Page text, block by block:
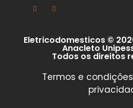
Eletricodomesticos ©
Anacleto
Todos os direitos
Termos e condições